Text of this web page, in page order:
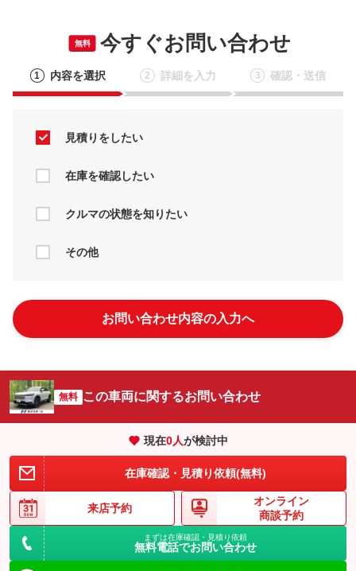
無料 今すぐお問い合わせ
1 内容を選択 2 詳細を入力 3 確認・送信
見積りをしたい
在庫を確認したい
クルマの状態を知りたい
その他
お問い合わせ内容の入力へ
無料 この車両に関するお問い合わせ
現在0人が検討中
在庫確認・見積り依頼(無料)
来店予約
オンライン
商談予約
まずは在庫確認・見積り依頼
無料電話でお問い合わせ